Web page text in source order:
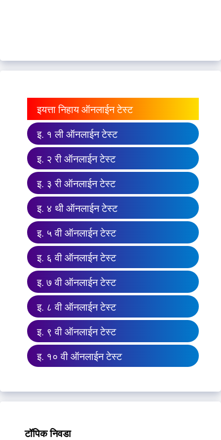
इयत्ता निहाय ऑनलाईन टेस्ट
इ. १ ली ऑनलाईन टेस्ट
इ. २ री ऑनलाईन टेस्ट
इ. ३ री ऑनलाईन टेस्ट
इ. ४ थी ऑनलाईन टेस्ट
इ. ५ वी ऑनलाईन टेस्ट
इ. ६ वी ऑनलाईन टेस्ट
इ. ७ वी ऑनलाईन टेस्ट
इ. ८ वी ऑनलाईन टेस्ट
इ. ९ वी ऑनलाईन टेस्ट
इ. १० वी ऑनलाईन टेस्ट
टॉपिक निवडा